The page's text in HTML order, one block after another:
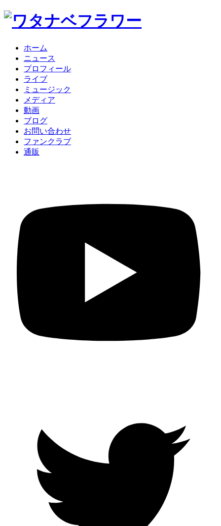
ホーム
ニュース
プロフィール
ライブ
ミュージック
メディア
動画
ブログ
お問い合わせ
ファンクラブ
通販